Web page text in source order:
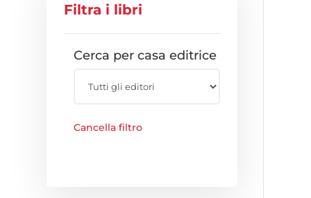
Filtra i libri
Cerca per casa editrice
Cancella filtro